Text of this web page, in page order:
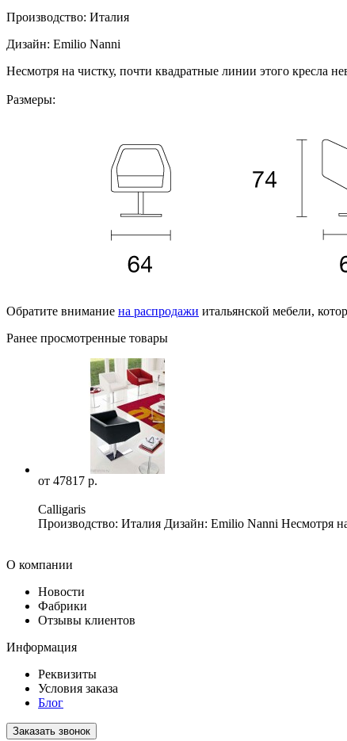
Производство: Италия
Дизайн: Emilio Nanni
Несмотря на чистку, почти квадратные линии этого кресла
Размеры:
Обратите внимание на распродажи итальянской мебели,
Ранее просмотренные товары
от 47817 р.
Calligaris
Производство: Италия Дизайн: Emilio Nanni Несмотря
О компании
Новости
Фабрики
Отзывы клиентов
Информация
Реквизиты
Условия заказа
Блог
Заказать звонок